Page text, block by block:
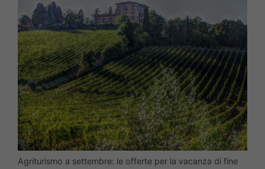
Agriturismo a settembre: le offerte per la vacanza di fine